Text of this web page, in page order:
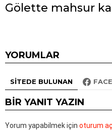
Gölette mahsur
YORUMLAR
SITEDE BULUNAN
BIR YANIT YAZIN
Yorum yapabilmek için oturum